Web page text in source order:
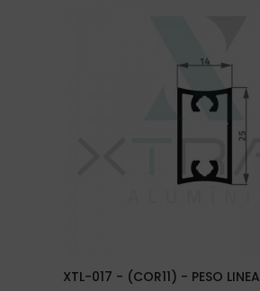
XTL-017 - (COR11) - PESO